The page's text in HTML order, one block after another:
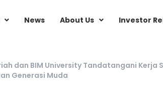
News About Us Investor
dan BIM University Tandatangani Kerja
Generasi Muda